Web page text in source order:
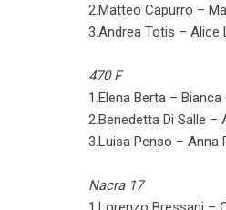
2.Matteo Capurro –
3.Andrea Totis – Alice
470 F
1.Elena Berta –
2.Benedetta Di Salle –
3.Luisa Penso – Anna
Nacra 17